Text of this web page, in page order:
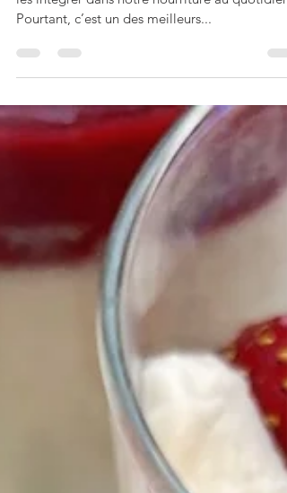
Tartare d'algues
Pas évident de cuisiner les algues ou d’arriver à
les intégrer dans notre nourriture au quotidien!